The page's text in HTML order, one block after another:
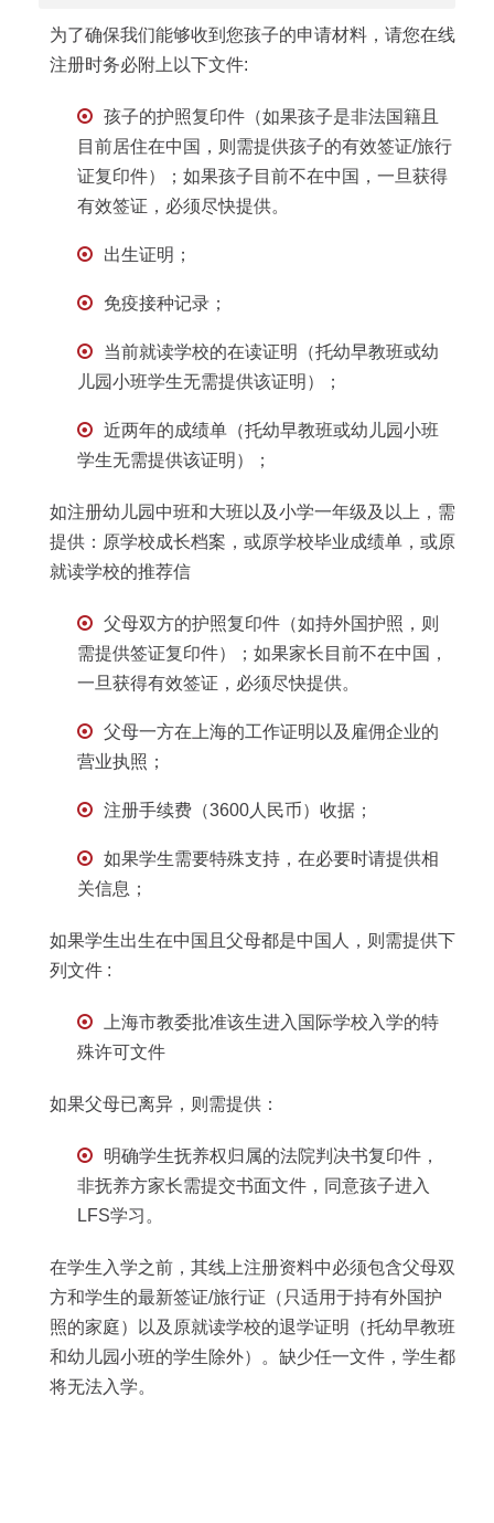
为了确保我们能够收到您孩子的申请材料，请您在线
注册时务必附上以下文件:
孩子的护照复印件（如果孩子是非法国籍且
目前居住在中国，则需提供孩子的有效签证/旅行
证复印件）；如果孩子目前不在中国，一旦获得
有效签证，必须尽快提供。
出生证明；
免疫接种记录；
当前就读学校的在读证明（托幼早教班或幼
儿园小班学生无需提供该证明）；
近两年的成绩单（托幼早教班或幼儿园小班
学生无需提供该证明）；
如注册幼儿园中班和大班以及小学一年级及以上，需
提供：原学校成长档案，或原学校毕业成绩单，或原
就读学校的推荐信
父母双方的护照复印件（如持外国护照，则
需提供签证复印件）；如果家长目前不在中国，
一旦获得有效签证，必须尽快提供。
父母一方在上海的工作证明以及雇佣企业的
营业执照；
注册手续费（3600人民币）收据；
如果学生需要特殊支持，在必要时请提供相
关信息；
如果学生出生在中国且父母都是中国人，则需提供下
列文件 :
上海市教委批准该生进入国际学校入学的特
殊许可文件
如果父母已离异，则需提供：
明确学生抚养权归属的法院判决书复印件，
非抚养方家长需提交书面文件，同意孩子进入
LFS学习。
在学生入学之前，其线上注册资料中必须包含父母双
方和学生的最新签证/旅行证（只适用于持有外国护
照的家庭）以及原就读学校的退学证明（托幼早教班
和幼儿园小班的学生除外）。缺少任一文件，学生都
将无法入学。